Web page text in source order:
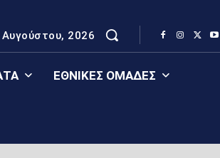
2026
ΕΘΝΙΚΈΣ ΟΜΆΔΕΣ